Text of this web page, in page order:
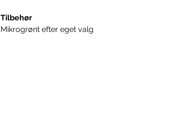
Tilbehør
Mikrogrønt efter eget valg